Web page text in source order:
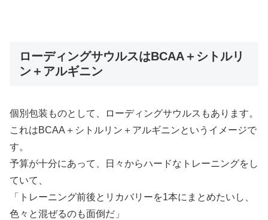
ローディングサウルスはBCAA＋シトルリ
ン＋アルギニン
個別包装ものとして、ローディングサウルスもあります。
これはBCAA＋シトルリン＋アルギニンというイメージで
す。
予算が十分にあって、日々からハードなトレーニングをし
ていて、
「トレーニング前後とリカバリーを1本にまとめたいし、
色々と混ぜるのも面倒だ」